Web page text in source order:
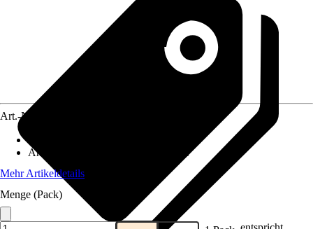
Art.-Nr.
Anwendungsbereich
Dach, Fassade
Mehr Artikeldetails
Menge (Pack)